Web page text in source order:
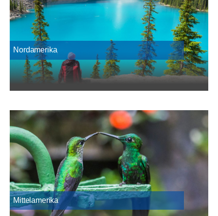
Nordamerika
Mittelamerika